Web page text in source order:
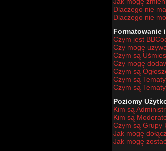
Dlaczego nie
Dlaczego nie
Formatowanie
Czym jest
Czy mogę
Czym są
Czy mogę
Czym są
Czym są
Czym są
Poziomy
Kim są
Kim są
Czym są Grupy
Jak mogę
Jak mogę